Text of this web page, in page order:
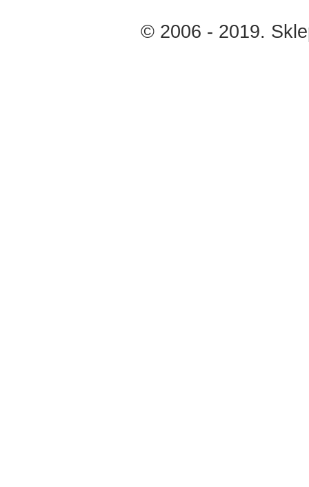
© 2006 - 2019.